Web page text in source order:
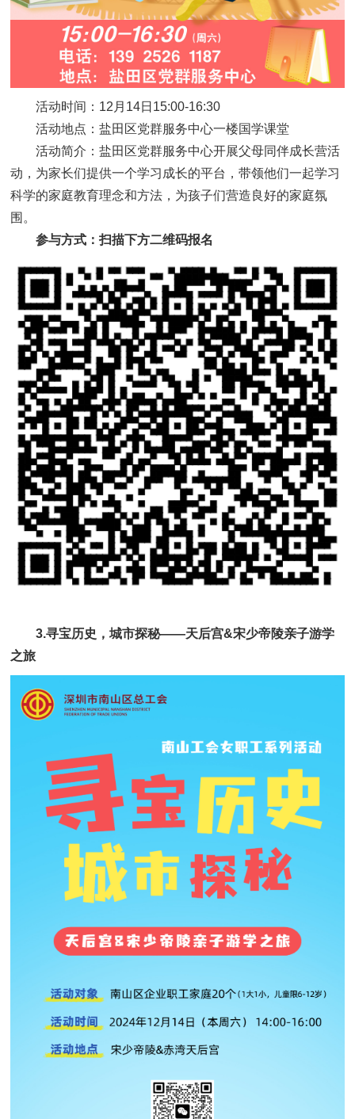
活动时间：12月14日15:00-16:30
活动地点：盐田区党群服务中心一楼国学课堂
活动简介：盐田区党群服务中心开展父母同伴成长营活
动，为家长们提供一个学习成长的平台，带领他们一起学习
科学的家庭教育理念和方法，为孩子们营造良好的家庭氛
围。
参与方式：扫描下方二维码报名
3.寻宝历史，城市探秘——天后宫&宋少帝陵亲子游学
之旅